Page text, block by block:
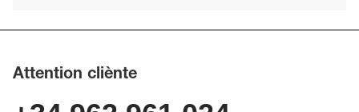
Attention cliènte